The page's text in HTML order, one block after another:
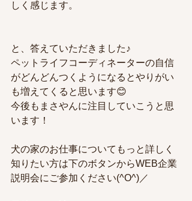
しく感じます。
と、答えていただきました♪
ペットライフコーディネーターの自信
がどんどんつくようになるとやりがい
も増えてくると思います😊
今後もまさやんに注目していこうと思
います！
犬の家のお仕事についてもっと詳しく
知りたい方は下のボタンからWEB企業
説明会にご参加ください(^O^)／